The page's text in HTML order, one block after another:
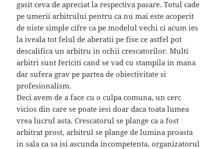
gasit ceva de apreciat la respectiva pasare. Totul cade
pe umerii arbitrului pentru ca nu mai este acoperit
de niste simple cifre ca pe modelul vechi ci acum ies
la iveala tot felul de aberatii pe fise ce astfel pot
descalifica un arbitru in ochii crescatorilor. Multi
arbitri sunt fericiti cand se vad cu stampila in mana
dar sufera grav pe partea de obiectivitate si
profesionalism.
Deci avem de a face cu o culpa comuna, un cerc
vicios din care se poate iesi doar daca toata lumea
vrea lucrul asta. Crescatorul se plange ca a fost
arbitrat prost, arbitrul se plange de lumina proasta
in sala ca sa isi ascunda incompetenta, organizatorul